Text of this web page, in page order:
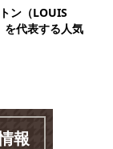
ン（LOUIS
を代表する人気
報